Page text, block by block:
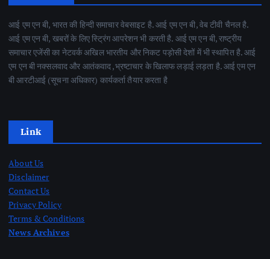
आई एम एन बी, भारत की हिन्दी समाचार वेबसाइट है. आई एम एन बी, वेब टीवी चैनल है.
आई एम एन बी, खबरों के लिए स्ट्रिंग आपरेशन भी करती है. आई एम एन बी, राष्ट्रीय
समाचार एजेंसी का नेटवर्क अखिल भारतीय और निकट पड़ोसी देशों में भी स्थापित है. आई
एम एन बी नक्सलवाद और आतंकवाद ,भ्रष्टाचार के खिलाफ लड़ाई लड़ता है. आई एम एन
बी आरटीआई (सूचना अधिकार) कार्यकर्ता तैयार करता है
Link
About Us
Disclaimer
Contact Us
Privacy Policy
Terms & Conditions
News Archives